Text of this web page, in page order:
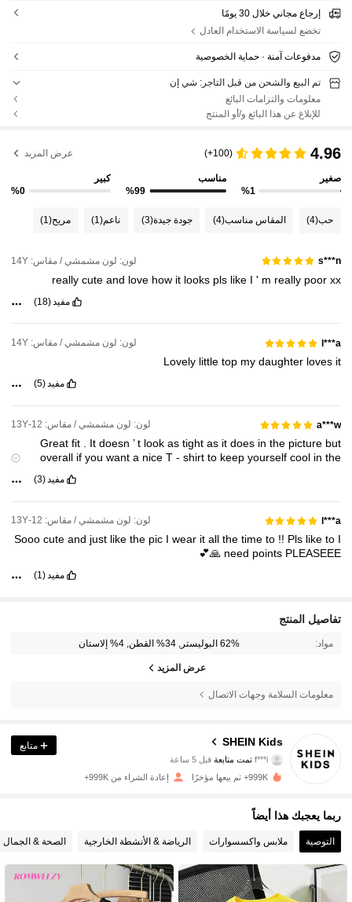
إرجاع مجاني خلال 30 يومًا
تخضع لسياسة الاستخدام العادل
مدفوعات آمنة · حماية الخصوصية
تم البيع والشحن من قبل التاجر: شي إن
معلومات والتزامات البائع
للإبلاغ عن هذا البائع و/أو المنتج
4.96
(100+) عرض المزيد
صغير
%1
مناسب
%99
كبير
%0
حب(4) المقاس مناسب(4) جودة جيدة(3) ناعم(1) مريح(1)
s***n لون: لون مشمشي / مقاس: 14Y
really cute and love how it looks pls like I ' m really poor xx
مفيد(18)
l***a لون: لون مشمشي / مقاس: 14Y
Lovely little top my daughter loves it
مفيد(5)
a***w لون: لون مشمشي / مقاس: 12-13Y
Great fit . It doesn ’t look as tight as it does in the picture but
overall if you want a nice T - shirt to keep yourself cool in the
would
مفيد(3)
l***a لون: لون مشمشي / مقاس: 12-13Y
Sooo cute and just like the pic I wear it all the time to !! Pls like to I
need points PLEASEEE
🙏💕
مفيد(1)
تفاصيل المنتج
مواد: 62% البوليستر, 34% القطن, 4% إلاستان
عرض المزيد
معلومات السلامة وجهات الاتصال
SHEIN Kids
f***iتمت متابعة
c***eتتصفح
4.89
4.89 808K متابعون
متابع
999K+ تم بيعها مؤخرًا إعادة الشراء من 999K+
ربما يعجبك هذا أيضاً
التوصية ملابس واكسسوارات الرياضة & الأنشطة الخارجية الصحة & الجمال